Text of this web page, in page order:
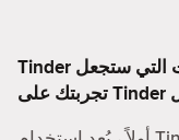
Tinder مليء بميزات مُمتعة. إليك بعض الميزات التي ستجعل